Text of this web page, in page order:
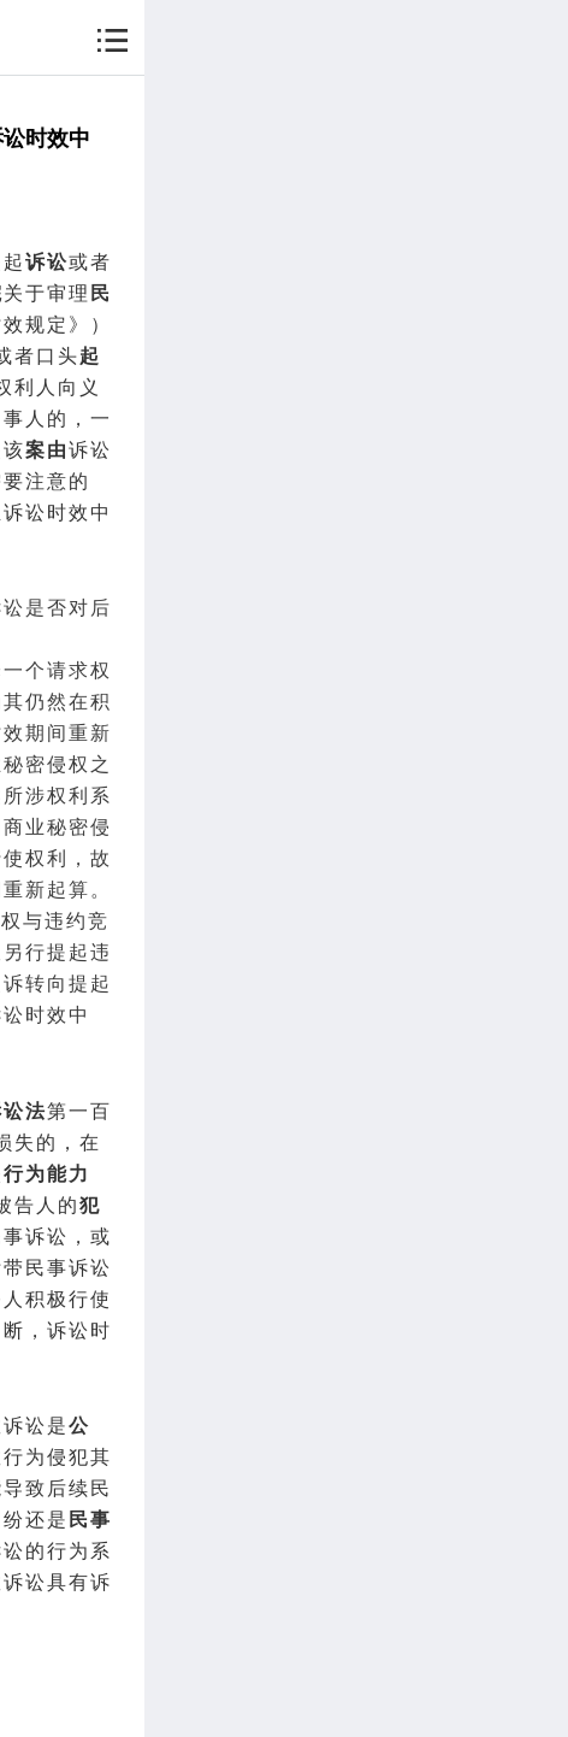
时效中
起诉讼或者
关于审理 民
规定》）
者口头起
利人向义
人的，一
该案由诉讼
注意的
讼时效中
是否对后
个请求权
仍然在积
期间重新
密侵权之
涉权利系
业秘密侵
权利，故
新起算。
与违约竞
行提起违
转向提起
时效中
讼法第一百
失的，在
行为能力
告人的犯
诉讼，或
民事诉讼
积极行使
，诉讼时
讼是公
为侵犯其
致后续民
还是 民事
的行为系
讼具有诉